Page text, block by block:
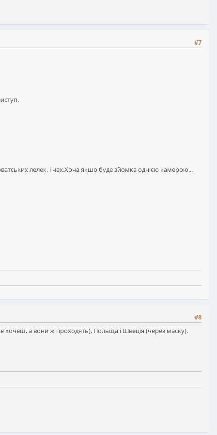
#7
лелек, і чех.Хоча якшо буде зйомка однією камерою...
#8
хочеш, а вони ж проходять), Польща і Швеція (через маску).